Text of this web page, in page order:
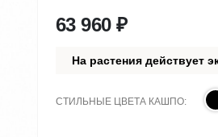
63 960₽
На растения действует
СТИЛЬНЫЕ ЦВЕТА КАШПО